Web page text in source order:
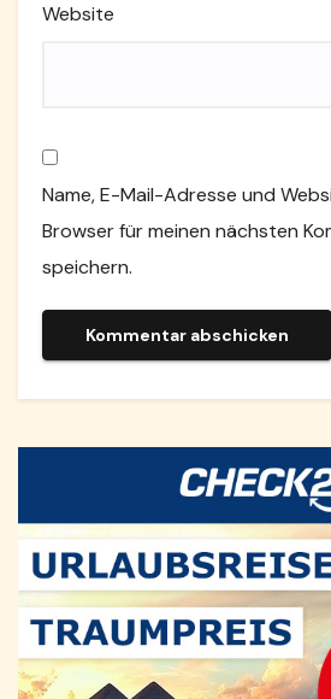
Website
Name, E-Mail-Adresse und
Browser für meinen nächsten
speichern.